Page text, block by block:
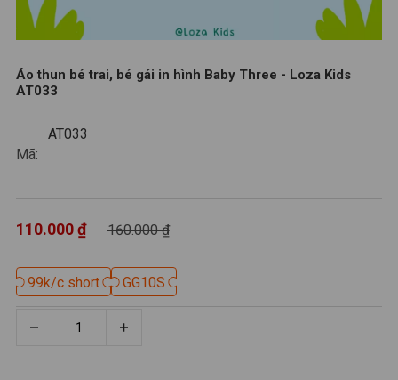
Áo thun bé trai, bé gái in hình Baby Three - Loza Kids
AT033
Mã:
160.000 ₫
110.000 ₫
AT033
99k/c short
99k/c short GG10S
GG10S